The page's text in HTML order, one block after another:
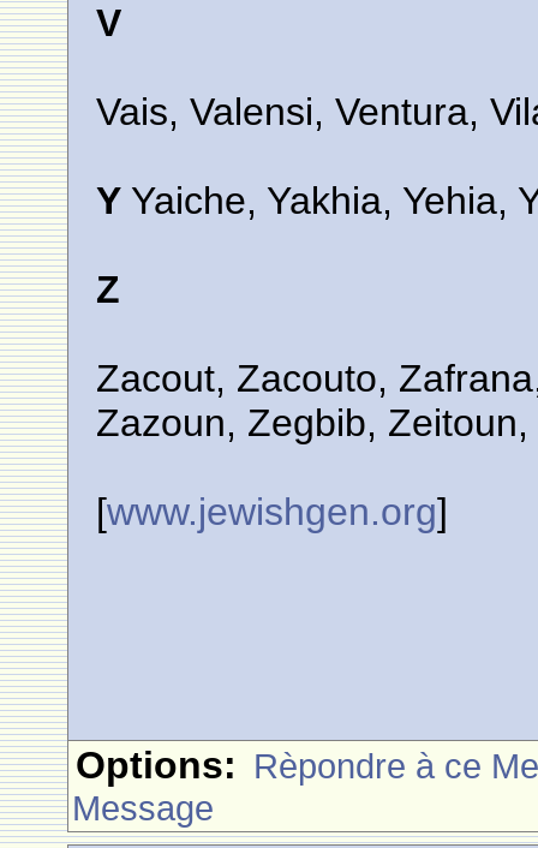
V
Vais, Valensi, Ventura,
Y Yaiche, Yakhia, Yehia,
Z
Zacout, Zacouto,
Zazoun, Zegbib,
[www.jewishgen.org]
Options: Rèpondre à ce
Message